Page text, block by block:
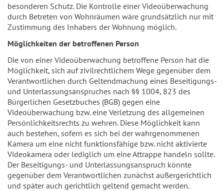
besonderen Schutz. Die Kontrolle einer Videoüberwachung
durch Betreten von Wohnräumen wäre grundsätzlich nur mit
Zustimmung des Inhabers der Wohnung möglich.
Möglichkeiten der betroffenen Person
Die von einer Videoüberwachung betroffene Person hat die
Möglichkeit, sich auf zivilrechtlichem Wege gegenüber dem
Verantwortlichen durch Geltendmachung eines Beseitigungs-
und Unterlassungsanspruches nach §§ 1004, 823 des
Bürgerlichen Gesetzbuches (BGB) gegen eine
Videoüberwachung bzw. eine Verletzung des allgemeinen
Persönlichkeitsrechts zu wehren. Diese Möglichkeit kann
auch bestehen, sofern es sich bei der wahrgenommenen
Kamera um eine nicht funktionsfähige bzw. nicht aktivierte
Videokamera oder lediglich um eine Attrappe handeln sollte.
Der Beseitigungs- und Unterlassungsanspruch könnte
gegenüber dem Verantwortlichen zunächst außergerichtlich
und später auch gerichtlich geltend gemacht werden.